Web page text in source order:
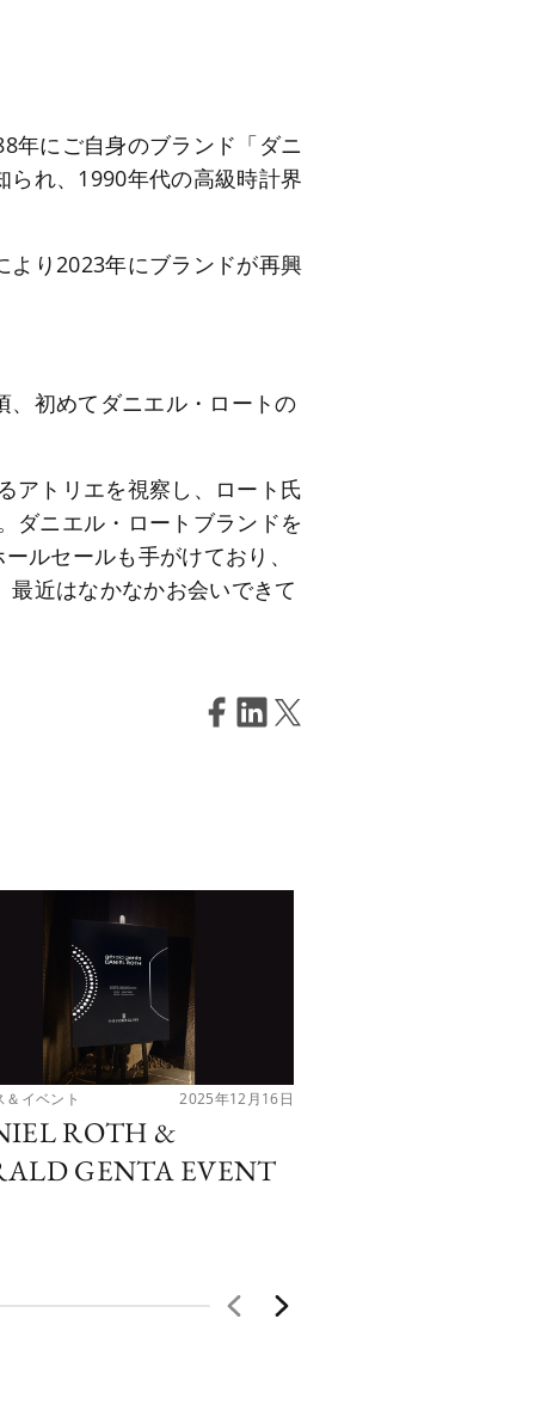
年にご自身のブランド「ダニ
られ、1990年代の高級時計界
より2023年にブランドが再興
、初めてダニエル・ロートの
アトリエを視察し、ロート氏
ダニエル・ロートブランドを
ルセールも手がけており、
近はなかなかお会いできて
＆イベント 2025年12月16日
ROTH &
GENTA EVENT